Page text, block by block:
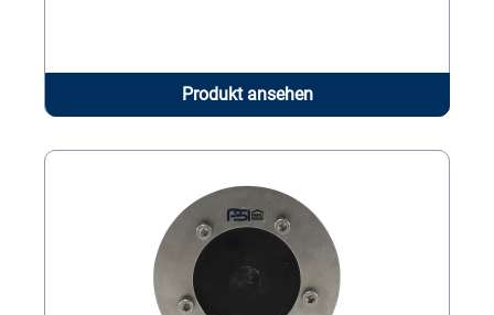
Produkt ansehen